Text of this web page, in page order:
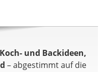
und Backideen,
– abgestimmt auf die